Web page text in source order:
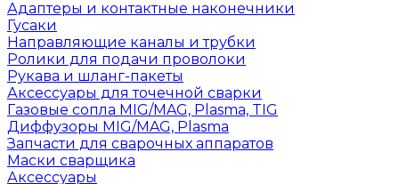
Адаптеры и контактные наконечники
Гусаки
Направляющие каналы и трубки
Ролики для подачи проволоки
Рукава и шланг-пакеты
Аксессуары для точечной сварки
Газовые сопла MIG/MAG, Plasma, TIG
Диффузоры MIG/MAG, Plasma
Запчасти для сварочных аппаратов
Маски сварщика
Аксессуары